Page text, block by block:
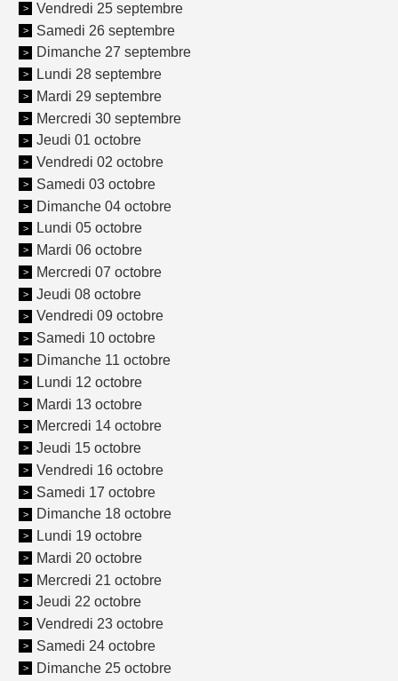
Vendredi 25 septembre
Samedi 26 septembre
Dimanche 27 septembre
Lundi 28 septembre
Mardi 29 septembre
Mercredi 30 septembre
Jeudi 01 octobre
Vendredi 02 octobre
Samedi 03 octobre
Dimanche 04 octobre
Lundi 05 octobre
Mardi 06 octobre
Mercredi 07 octobre
Jeudi 08 octobre
Vendredi 09 octobre
Samedi 10 octobre
Dimanche 11 octobre
Lundi 12 octobre
Mardi 13 octobre
Mercredi 14 octobre
Jeudi 15 octobre
Vendredi 16 octobre
Samedi 17 octobre
Dimanche 18 octobre
Lundi 19 octobre
Mardi 20 octobre
Mercredi 21 octobre
Jeudi 22 octobre
Vendredi 23 octobre
Samedi 24 octobre
Dimanche 25 octobre